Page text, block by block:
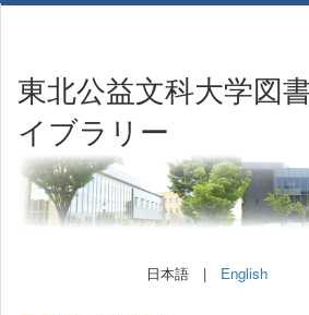
東北公益文科大学図
イブラリー
日本語 | English